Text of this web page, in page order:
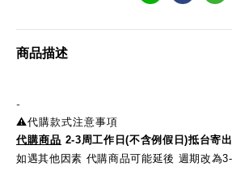
商品描述
-
⚠️代購款式注意事項
代購商品 2-3周工作日(不含例假日)抵台寄出
如遇其他因素 代購商品可能延後 週期改為